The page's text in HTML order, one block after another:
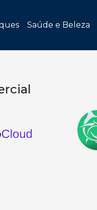
Saúde e Beleza